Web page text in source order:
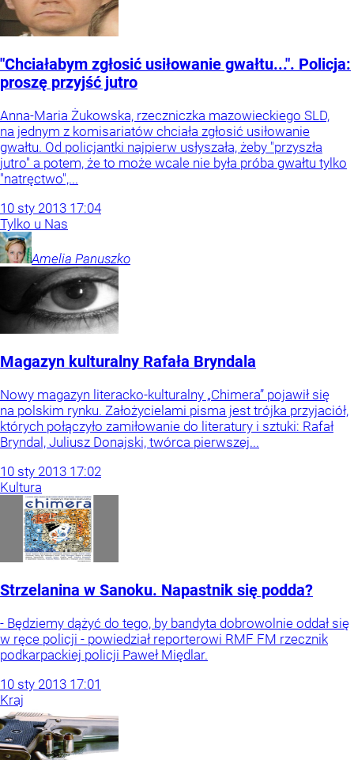
"Chciałabym zgłosić usiłowanie gwałtu...". Policja:
proszę przyjść jutro
Anna-Maria Żukowska, rzeczniczka mazowieckiego SLD,
na jednym z komisariatów chciała zgłosić usiłowanie
gwałtu. Od policjantki najpierw usłyszała, żeby "przyszła
jutro" a potem, że to może wcale nie była próba gwałtu tylko
"natręctwo",...
10 sty 2013 17:04
Tylko u Nas
Amelia Panuszko
Magazyn kulturalny Rafała Bryndala
Nowy magazyn literacko-kulturalny „Chimera” pojawił się
na polskim rynku. Założycielami pisma jest trójka przyjaciół,
których połączyło zamiłowanie do literatury i sztuki: Rafał
Bryndal, Juliusz Donajski, twórca pierwszej...
10 sty 2013 17:02
Kultura
Strzelanina w Sanoku. Napastnik się podda?
- Będziemy dążyć do tego, by bandyta dobrowolnie oddał się
w ręce policji - powiedział reporterowi RMF FM rzecznik
podkarpackiej policji Paweł Międlar.
10 sty 2013 17:01
Kraj